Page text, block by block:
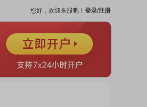
您好，欢迎来股吧！ 登录/注册